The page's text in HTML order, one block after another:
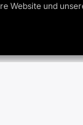
Website und